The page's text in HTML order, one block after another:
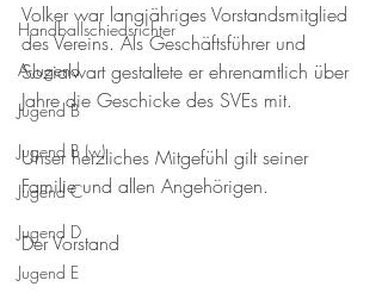
Handballschiedsrichter
A-Jugend
Jugend B
Jugend B (w)
Jugend C
Jugend D
Jugend E
Volker war langjähriges Vorstandsmitglied
des Vereins. Als Geschäftsführer und
Sozialwart gestaltete er ehrenamtlich über
Jahre die Geschicke des SVEs mit.
Unser herzliches Mitgefühl gilt seiner
Familie und allen Angehörigen.
Der Vorstand